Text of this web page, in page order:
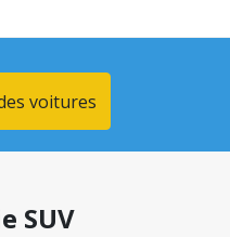
voitures
SUV